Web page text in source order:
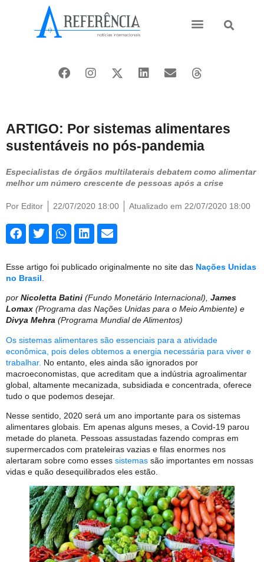
ARTIGO: Por sistemas alimentares
sustentáveis no pós-pandemia
Especialistas de órgãos multilaterais debatem como alimentar
melhor um número crescente de pessoas após a crise
Por Editor 22/07/2020 18:00 Atualizado em 22/07/2020 18:00
Esse artigo foi publicado originalmente no site das Nações Unidas
no Brasil
por Nicoletta Batini (Fundo Monetário Internacional), James
Lomax (Programa das Nações Unidas para o Meio Ambiente) e
Divya Mehra (Programa Mundial de Alimentos)
Os sistemas alimentares são essenciais para a atividade
econômica, pois deles obtemos a energia necessária para viver e
trabalhar. No entanto, eles ainda são ignorados por
macroeconomistas, que acreditam que a indústria agroalimentar
global, altamente mecanizada, subsidiada e concentrada, oferece
tudo o que podemos desejar.
Nesse sentido, 2020 será um ano importante para os sistemas
alimentares globais. Em apenas alguns meses, a Covid-19 parou
metade do planeta. Pessoas assustadas fazendo compras em
supermercados com prateleiras vazias e filas enormes nos
alertaram sobre como esses sistemas são importantes em nossas
vidas e quão desequilibrados eles estão.